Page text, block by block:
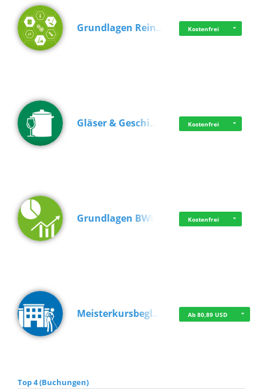
Grundlagen Rein… Kostenfrei
Gläser & Geschi… Kostenfrei
Grundlagen BWL Kostenfrei
Meisterkursbegl… Ab 80,89 USD
Top 4 (Buchungen)